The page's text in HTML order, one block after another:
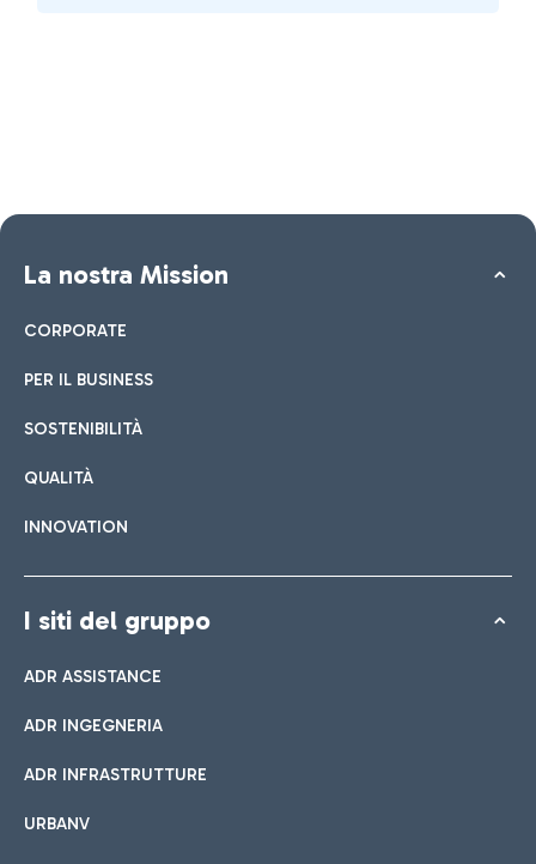
La nostra Mission
CORPORATE
PER IL BUSINESS
SOSTENIBILITÀ
QUALITÀ
INNOVATION
I siti del gruppo
ADR ASSISTANCE
ADR INGEGNERIA
ADR INFRASTRUTTURE
URBANV